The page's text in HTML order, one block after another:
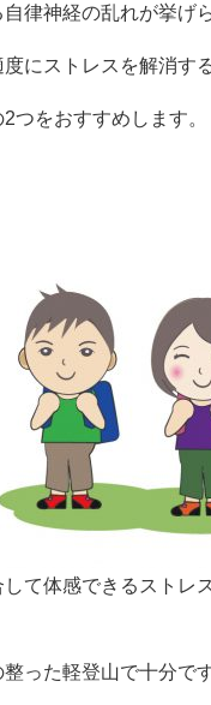
律神経の乱れが挙げ
にストレスを解消す
つをおすすめします。
て体感できるストレ
った軽登山で十分で